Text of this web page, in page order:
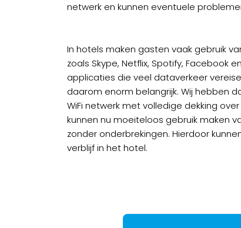
netwerk en kunnen eventuele
In hotels maken gasten vaak gebruik
zoals Skype, Netflix, Spotify, Facebook
applicaties die veel dataverkeer
daarom enorm belangrijk. Wij hebben
WiFi netwerk met volledige dekking
kunnen nu moeiteloos gebruik maken
zonder onderbrekingen. Hierdoor
verblijf in het hotel.